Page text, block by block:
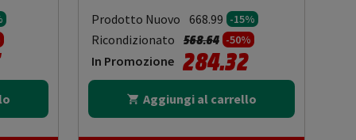
da
Prodotto Nuovo 668.99 -15%
Ricondizionato Prezzo ridotto da
568.64a-50%
In Promozione 284.32
Aggiungi al carrello